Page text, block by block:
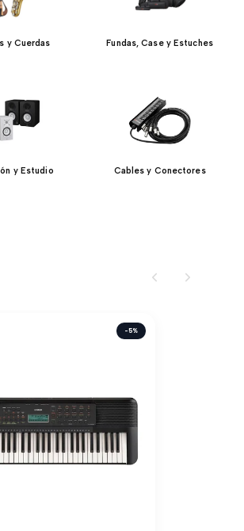
y Cuerdas Fundas, Case y Estuches
y Estudio Cables y Conectores
-5%